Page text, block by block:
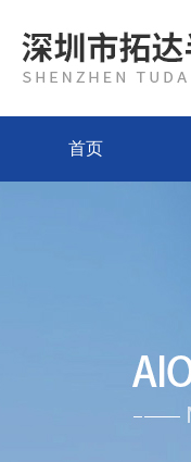
首页